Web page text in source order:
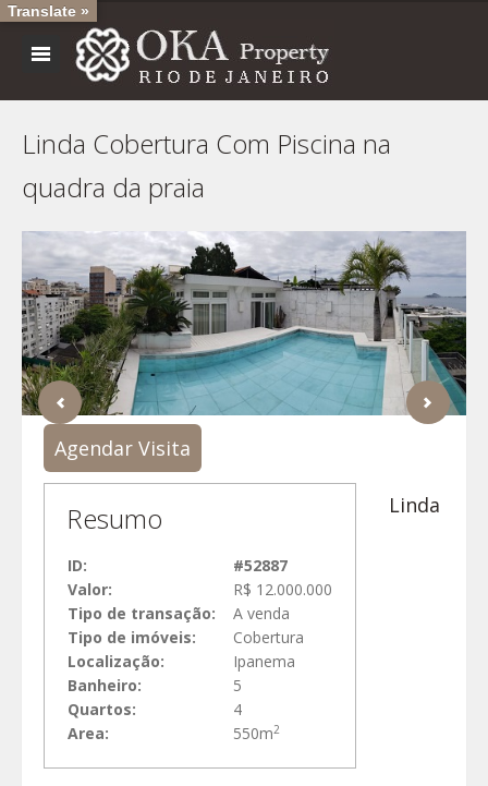
Linda Cobertura Com Piscina na
quadra da praia
Agendar Visita
Resumo
ID:
#52887
Valor:
R$ 12.000.000
Tipo de transação:
A venda
Tipo de imóveis:
Cobertura
Localização:
Ipanema
Banheiro:
5
Quartos:
4
Area:
550m2
Linda
Translate »